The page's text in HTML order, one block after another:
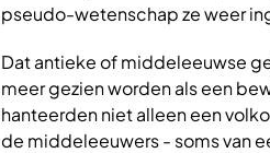
pseudo-wetenschap ze weer
Dat antieke of middeleeuwse
meer gezien worden als een
hanteerden niet alleen een
de middeleeuwers - soms van